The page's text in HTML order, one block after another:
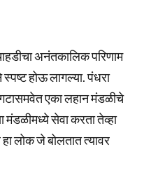
अनंतकालिक परिणाम
स्पष्ट होऊ लागल्या. पंधरा
गटासमवेत एका लहान मंडळीचे
मंडळीमध्ये सेवा करता तेव्हा
लोक जे बोलतात त्यावर